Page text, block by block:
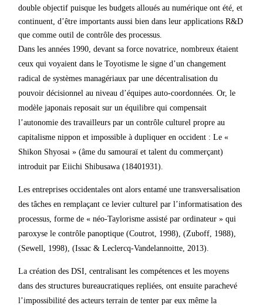
double objectif puisque les budgets alloués au numérique ont été, et
continuent, d’être importants aussi bien dans leur applications R&D
que comme outil de contrôle des processus.
Dans les années 1990, devant sa force novatrice, nombreux étaient
ceux qui voyaient dans le Toyotisme le signe d’un changement
radical de systèmes managériaux par une décentralisation du
pouvoir décisionnel au niveau d’équipes auto-coordonnées. Or, le
modèle japonais reposait sur un équilibre qui compensait
l’autonomie des travailleurs par un contrôle culturel propre au
capitalisme nippon et impossible à dupliquer en occident : Le «
Shikon Shyosai » (âme du samouraï et talent du commerçant)
introduit par Eiichi Shibusawa (1840­1931).
Les entreprises occidentales ont alors entamé une transversalisation
des tâches en remplaçant ce levier culturel par l’informatisation des
processus, forme de « néo-Taylorisme assisté par ordinateur » qui
paroxyse le contrôle panoptique (Coutrot, 1998), (Zuboff, 1988),
(Sewell, 1998), (Issac & Leclercq-Vandelannoitte, 2013).
La création des DSI, centralisant les compétences et les moyens
dans des structures bureaucratiques repliées, ont ensuite parachevé
l’impossibilité des acteurs terrain de tenter par eux même la